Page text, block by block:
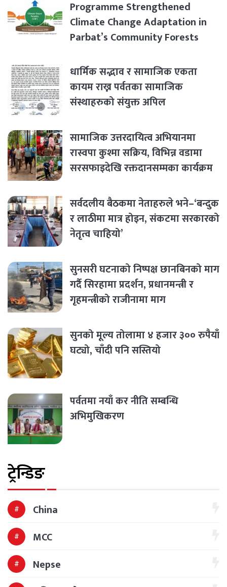
Programme Strengthened
Climate Change Adaptation in
Parbat’s Community Forests
धार्मिक सद्भाव र सामाजिक एकता
कायम राख्न पर्वतका सामाजिक
संस्थाहरुको संयुक्त अपिल
सामाजिक उत्तरदायित्व अभियानमा
रास्वपा कुश्मा सक्रिय, विभिन्न वडामा
सरसफाइदेखि रक्तदानसम्मका कार्यक्रम
सर्वदलीय बैठकमा नेताहरुले भने–‘बन्दुक
र लाठीमा मात्र होइन, संकटमा सरकारको
नेतृत्व चाहियो’
सुनसरी घटनाको निष्पक्ष छानबिनको माग
गर्दै सिरहामा प्रदर्शन, प्रधानमन्त्री र
गृहमन्त्रीको राजीनामा माग
सुनको मूल्य तोलामा ४ हजार ३०० रुपैयाँ
घट्यो, चाँदी पनि सस्तियो
पर्वतमा नयाँ कर नीति सम्बन्धि
अभिमुखिकरण
ट्रेन्डिङ
China
MCC
Nepse